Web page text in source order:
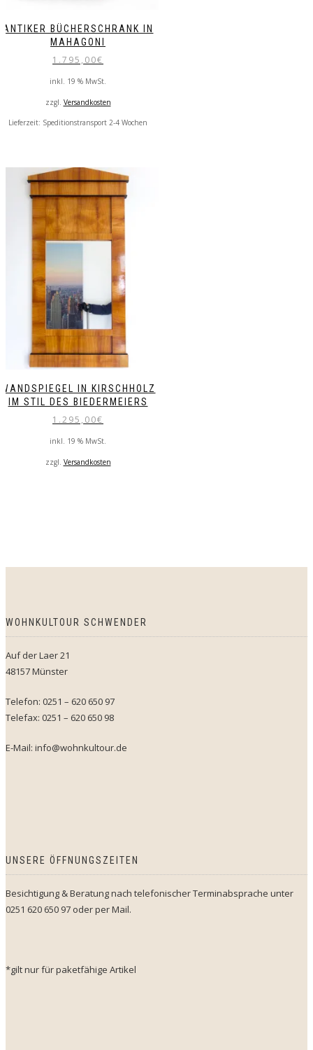
ANTIKER BÜCHERSCHRANK IN
MAHAGONI
1.795,00€
inkl. 19 % MwSt.
zzgl. Versandkosten
Lieferzeit: Speditionstransport 2-4 Wochen
WANDSPIEGEL IN KIRSCHHOLZ
IM STIL DES BIEDERMEIERS
1.295,00€
inkl. 19 % MwSt.
zzgl. Versandkosten
WOHNKULTOUR SCHWENDER
Auf der Laer 21
48157 Münster
Telefon: 0251 – 620 650 97
Telefax: 0251 – 620 650 98
E-Mail: info@wohnkultour.de
UNSERE ÖFFNUNGSZEITEN
Besichtigung & Beratung nach telefonischer Terminabsprache unter
0251 620 650 97 oder per Mail.
*gilt nur für paketfähige Artikel